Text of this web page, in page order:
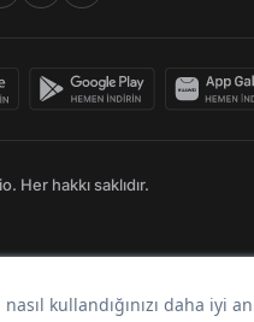
Her hakkı saklıdır.
markasıdır.